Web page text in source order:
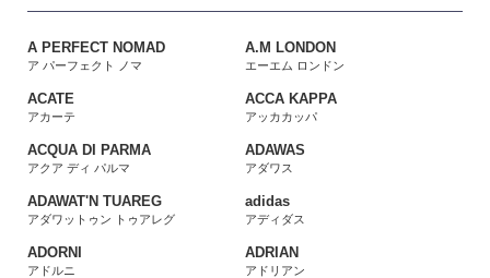
A PERFECT NOMAD
ア パーフェクト ノマ
A.M LONDON
エーエム ロンドン
ACATE
アカーテ
ACCA KAPPA
アッカカッパ
ACQUA DI PARMA
アクア ディ パルマ
ADAWAS
アダワス
ADAWAT'N TUAREG
アダワットゥン トゥアレグ
adidas
アディダス
ADORNI
アドルニ
ADRIAN
アドリアン